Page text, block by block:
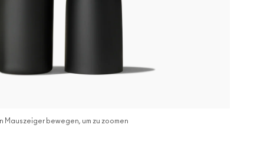
Mauszeiger bewegen, um zu zoomen